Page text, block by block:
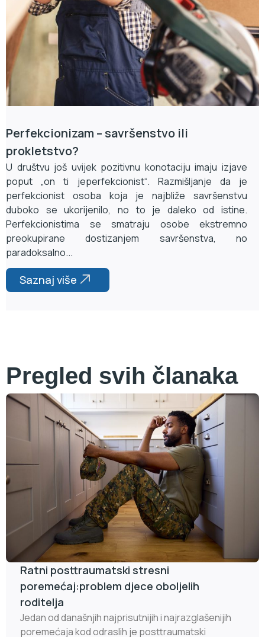
Perfekcionizam – savršenstvo ili
prokletstvo?
U društvu još uvijek pozitivnu konotaciju imaju izjave
poput „on ti jeperfekcionist“. Razmišljanje da je
perfekcionist osoba koja je najbliže savršenstvu
duboko se ukorijenilo, no to je daleko od istine.
Perfekcionistima se smatraju osobe ekstremno
preokupirane dostizanjem savršenstva, no
paradoksalno...
Saznaj više
Pregled svih članaka
Ratni posttraumatski stresni
poremećaj:problem djece oboljelih
roditelja
Jedan od današnjih najprisutnijih i najrazglašenijih
poremećaja kod odraslih je posttraumatski